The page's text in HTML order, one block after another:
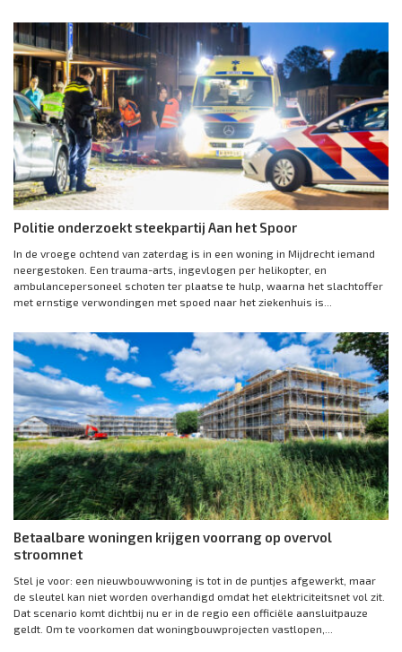
Politie onderzoekt steekpartij Aan het Spoor
In de vroege ochtend van zaterdag is in een woning in Mijdrecht iemand
neergestoken. Een trauma-arts, ingevlogen per helikopter, en
ambulancepersoneel schoten ter plaatse te hulp, waarna het slachtoffer
met ernstige verwondingen met spoed naar het ziekenhuis is...
Betaalbare woningen krijgen voorrang op overvol
stroomnet
Stel je voor: een nieuwbouwwoning is tot in de puntjes afgewerkt, maar
de sleutel kan niet worden overhandigd omdat het elektriciteitsnet vol zit.
Dat scenario komt dichtbij nu er in de regio een officiële aansluitpauze
geldt. Om te voorkomen dat woningbouwprojecten vastlopen,...